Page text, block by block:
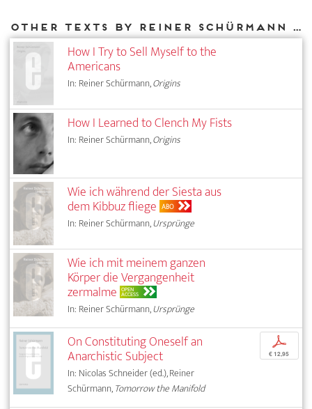
Other texts by Reiner Schürmann for DIAPHANES
How I Try to Sell Myself to the
Americans
In: Reiner Schürmann,Origins
How I Learned to Clench My Fists
In: Reiner Schürmann,Origins
Wie ich während der Siesta aus
dem Kibbuz fliege ABO
In: Reiner Schürmann,Ursprünge
Wie ich mit meinem ganzen
Körper die Vergangenheit
zermalme OPEN
ACCESS
In: Reiner Schürmann,Ursprünge
On Constituting Oneself an
Anarchistic Subject
In: Nicolas Schneider (ed.), Reiner
Schürmann,Tomorrow the Manifold
p
€ 12,95